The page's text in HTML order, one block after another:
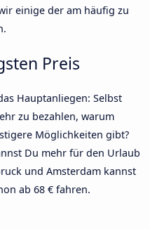
einige der am häufig zu
Preis
Hauptanliegen: Selbst
zu bezahlen, warum
Möglichkeiten gibt?
Du mehr für den Urlaub
und Amsterdam kannst
ab 68 € fahren.